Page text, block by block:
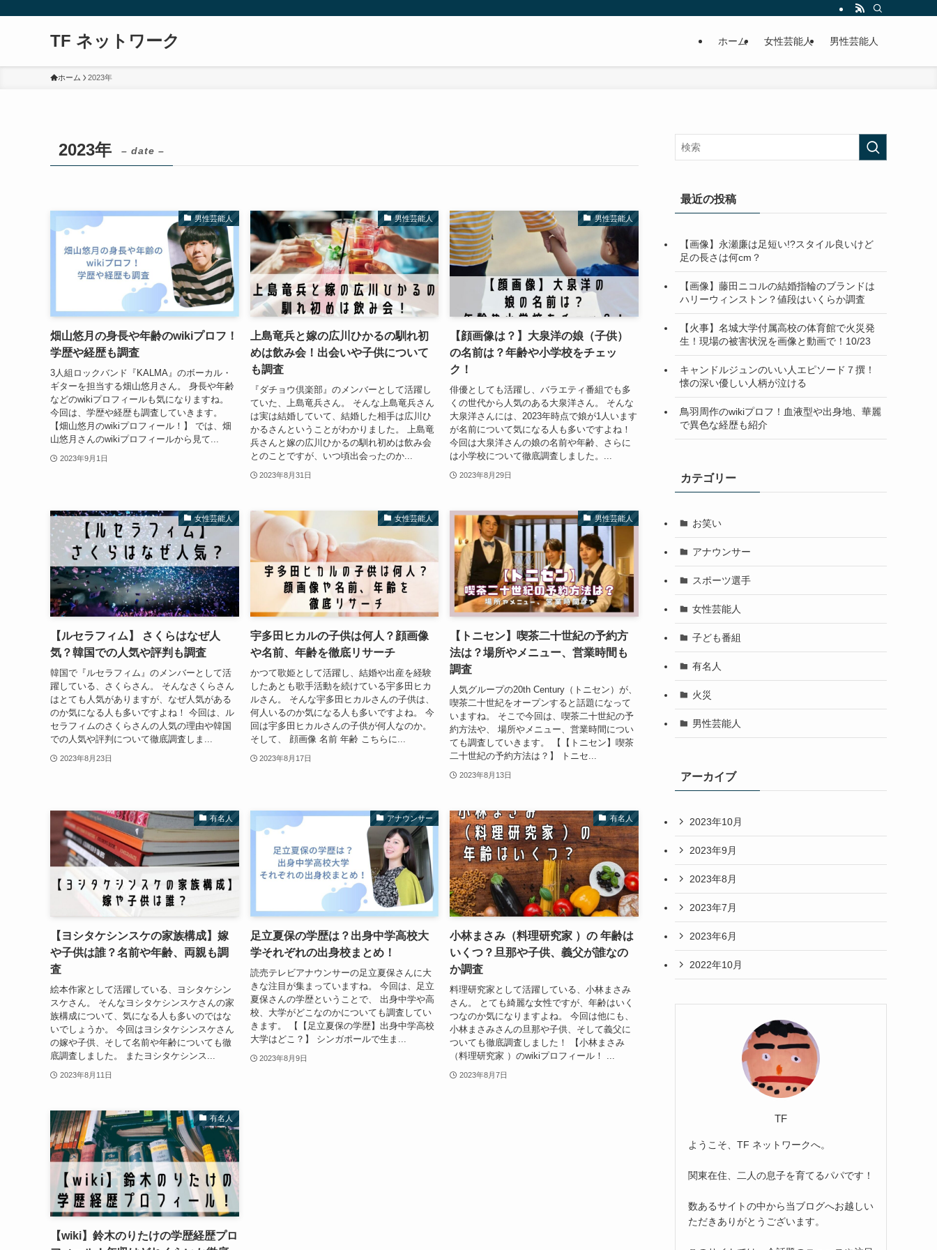
TF ネットワーク ホーム 女性芸能人 男性芸能人
ホーム 2023年
2023年 – date –
男性芸能人
畑山悠月の身長や年齢のwikiプロフ！
学歴や経歴も調査
3人組ロックバンド『KALMA』のボーカル・
ギターを担当する畑山悠月さん。 身長や年齢
などのwikiプロフィールも気になりますね。
今回は、学歴や経歴も調査していきます。
【畑山悠月のwikiプロフィール！】 では、畑
山悠月さんのwikiプロフィールから見て...
2023年9月1日
男性芸能人
上島竜兵と嫁の広川ひかるの馴れ初
めは飲み会！出会いや子供について
も調査
『ダチョウ倶楽部』のメンバーとして活躍し
ていた、上島竜兵さん。 そんな上島竜兵さん
は実は結婚していて、結婚した相手は広川ひ
かるさんということがわかりました。 上島竜
兵さんと嫁の広川ひかるの馴れ初めは飲み会
とのことですが、いつ頃出会ったのか...
2023年8月31日
男性芸能人
【顔画像は？】大泉洋の娘（子供）
の名前は？年齢や小学校をチェッ
ク！
俳優としても活躍し、バラエティ番組でも多
くの世代から人気のある大泉洋さん。 そんな
大泉洋さんには、2023年時点で娘が1人います
が名前について気になる人も多いですよね！
今回は大泉洋さんの娘の名前や年齢、さらに
は小学校について徹底調査しました。...
2023年8月29日
女性芸能人
【ルセラフィム】 さくらはなぜ人
気？韓国での人気や評判も調査
韓国で『ルセラフィム』のメンバーとして活
躍している、さくらさん。 そんなさくらさん
はとても人気がありますが、なぜ人気がある
のか気になる人も多いですよね！ 今回は、ル
セラフィムのさくらさんの人気の理由や韓国
での人気や評判について徹底調査しま...
2023年8月23日
女性芸能人
宇多田ヒカルの子供は何人？顔画像
や名前、年齢を徹底リサーチ
かつて歌姫として活躍し、結婚や出産を経験
したあとも歌手活動を続けている宇多田ヒカ
ルさん。 そんな宇多田ヒカルさんの子供は、
何人いるのか気になる人も多いですよね。 今
回は宇多田ヒカルさんの子供が何人なのか。
そして、 顔画像 名前 年齢 こちらに...
2023年8月17日
男性芸能人
【トニセン】喫茶二十世紀の予約方
法は？場所やメニュー、営業時間も
調査
人気グループの20th Century（トニセン）が、
喫茶二十世紀をオープンすると話題になって
いますね。 そこで今回は、喫茶二十世紀の予
約方法や、 場所やメニュー、営業時間につい
ても調査していきます。 【【トニセン】喫茶
二十世紀の予約方法は？】 トニセ...
2023年8月13日
有名人
【ヨシタケシンスケの家族構成】嫁
や子供は誰？名前や年齢、両親も調
査
絵本作家として活躍している、ヨシタケシン
スケさん。 そんなヨシタケシンスケさんの家
族構成について、気になる人も多いのではな
いでしょうか。 今回はヨシタケシンスケさん
の嫁や子供、そして名前や年齢についても徹
底調査しました。 またヨシタケシンス...
2023年8月11日
アナウンサー
足立夏保の学歴は？出身中学高校大
学それぞれの出身校まとめ！
読売テレビアナウンサーの足立夏保さんに大
きな注目が集まっていますね。 今回は、足立
夏保さんの学歴ということで、 出身中学や高
校、大学がどこなのかについても調査してい
きます。 【【足立夏保の学歴】出身中学高校
大学はどこ？】 シンガポールで生ま...
2023年8月9日
有名人
小林まさみ（料理研究家 ）の 年齢は
いくつ？旦那や子供、義父が誰なの
か調査
料理研究家として活躍している、小林まさみ
さん。 とても綺麗な女性ですが、年齢はいく
つなのか気になりますよね。 今回は他にも、
小林まさみさんの旦那や子供、そして義父に
ついても徹底調査しました！ 【小林まさみ
（料理研究家 ）のwikiプロフィール！ ...
2023年8月7日
有名人
【wiki】鈴木のりたけの学歴経歴プロ
最近の投稿
【画像】永瀬廉は足短い!?スタイル良いけど
足の長さは何cm？
【画像】藤田ニコルの結婚指輪のブランドは
ハリーウィンストン？値段はいくらか調査
【火事】名城大学付属高校の体育館で火災発
生！現場の被害状況を画像と動画で！10/23
キャンドルジュンのいい人エピソード７撰！
懐の深い優しい人柄が泣ける
鳥羽周作のwikiプロフ！血液型や出身地、華麗
で異色な経歴も紹介
カテゴリー
お笑い
アナウンサー
スポーツ選手
女性芸能人
子ども番組
有名人
火災
男性芸能人
アーカイブ
2023年10月
2023年9月
2023年8月
2023年7月
2023年6月
2022年10月
TF
ようこそ、TF ネットワークへ。
関東在住、二人の息子を育てるパパです！
数あるサイトの中から当ブログへお越しい
ただきありがとうございます。